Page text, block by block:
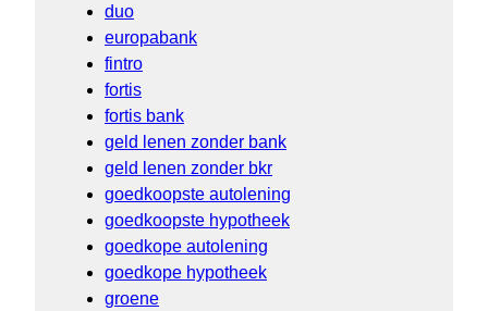
duo
europabank
fintro
fortis
fortis bank
geld lenen zonder bank
geld lenen zonder bkr
goedkoopste autolening
goedkoopste hypotheek
goedkope autolening
goedkope hypotheek
groene